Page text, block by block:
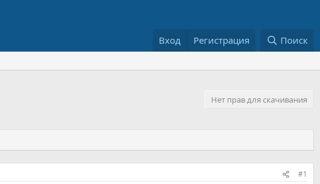
Вход Регистрация Поиск
Нет прав для скачивания
#1